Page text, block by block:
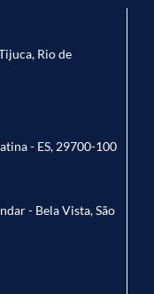
Rio de
- ES, 29700-100
- Bela Vista, São